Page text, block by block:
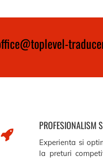
PROFESIONALISM
Experienta si
la preturi